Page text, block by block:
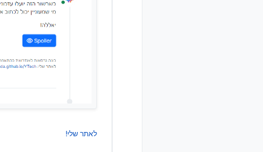
לאתר שלי!